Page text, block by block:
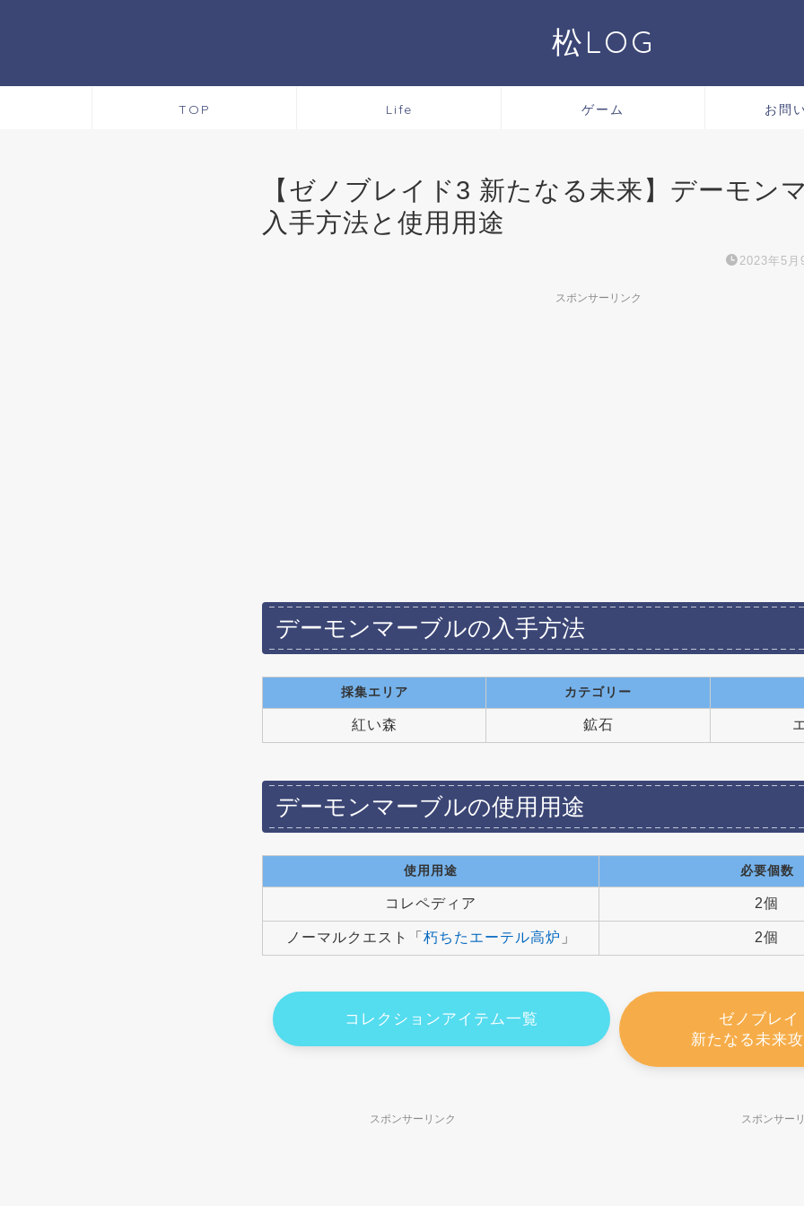
松LOG
TOP Life ゲーム お問
【ゼノブレイド3 新たなる未来】デーモン
入手方法と使用用途
2023年5月
スポンサーリンク
デーモンマーブルの入手方法
採集エリア カテゴリー
紅い森 鉱石
デーモンマーブルの使用用途
使用用途 必要個数
コレペディア 2個
ノーマルクエスト「 朽ちたエーテル高炉 」 2個
コレクションアイテム一覧
ゼノブレイ
新たなる未来
スポンサーリンク スポンサー